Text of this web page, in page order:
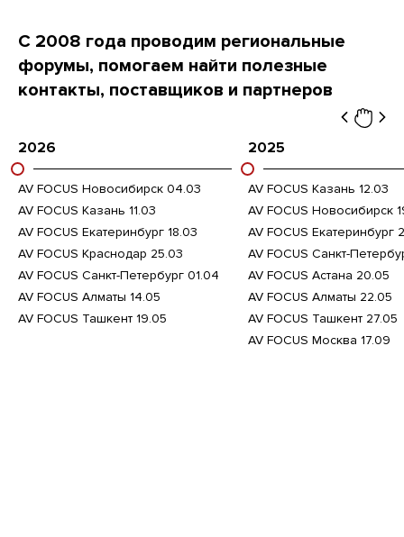
С 2008 года проводим региональные
форумы, помогаем найти полезные
контакты, поставщиков и партнеров
2026
AV FOCUS Новосибирск 04.03
AV FOCUS Казань 11.03
AV FOCUS Екатеринбург 18.03
AV FOCUS Краснодар 25.03
AV FOCUS Санкт-Петербург 01.04
AV FOCUS Алматы 14.05
AV FOCUS Ташкент 19.05
2025
AV FOCUS Казань 12.03
AV FOCUS Новосибирск
AV FOCUS Екатеринбург
AV FOCUS Санкт-
AV FOCUS Аcтана 20.05
AV FOCUS Алматы 22.05
AV FOCUS Ташкент 27.05
AV FOCUS Москва 17.09